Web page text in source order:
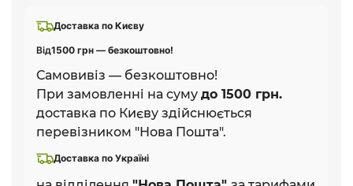
Доставка по Києву
Від1500 грн — безкоштовно!
Самовивіз — безкоштовно!
При замовленні на суму до 1500 грн.
доставка по Києву здійснюється
перевізником "Нова Пошта".
Доставка по Україні